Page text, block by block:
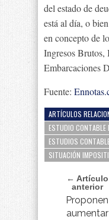
del estado de
está al día, o
en concepto de
Ingresos
Embarcaciones
Fuente:
ARTÍCULOS
ESTUDIO CONTABLE
ESTUDIOS
SITUACIÓN
← Artículo
anterior
Proponen
aumentar